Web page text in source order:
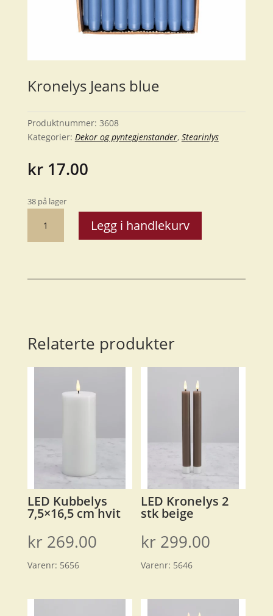
Kronelys Jeans blue
Produktnummer: 3608
Kategorier: Dekor og pyntegjenstander, Stearinlys
kr17.00
38 på lager
Jeans
blue
Legg i handlekurv
Relaterte produkter
LED Kubbelys
7,5×16,5 cm hvit
kr 269.00
Varenr: 5656
LED Kronelys 2
stk beige
kr 299.00
Varenr: 5646